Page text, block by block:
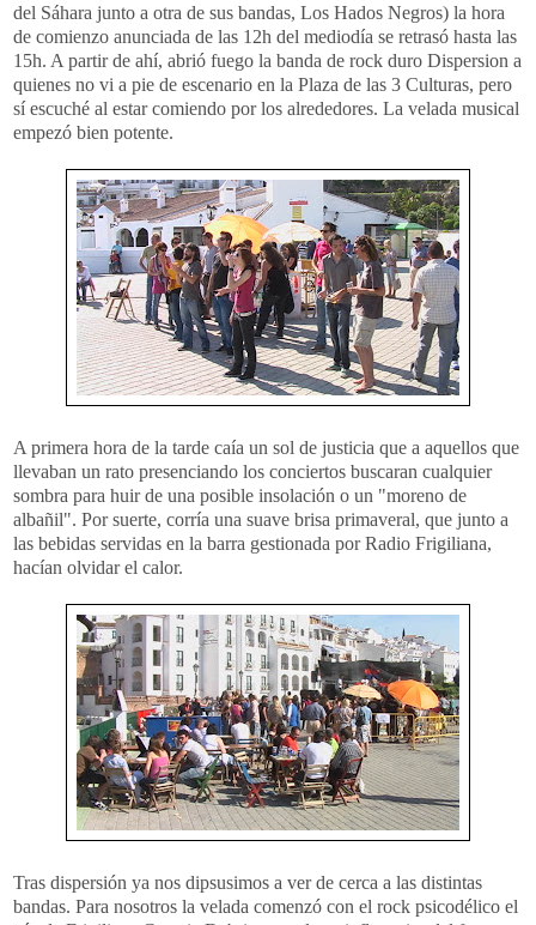
del Sáhara junto a otra de sus bandas, Los Hados Negros) la hora
de comienzo anunciada de las 12h del mediodía se retrasó hasta las
15h. A partir de ahí, abrió fuego la banda de rock duro Dispersion a
quienes no vi a pie de escenario en la Plaza de las 3 Culturas, pero
sí escuché al estar comiendo por los alrededores. La velada musical
empezó bien potente.
A primera hora de la tarde caía un sol de justicia que a aquellos que
llevaban un rato presenciando los conciertos buscaran cualquier
sombra para huir de una posible insolación o un "moreno de
albañil". Por suerte, corría una suave brisa primaveral, que junto a
las bebidas servidas en la barra gestionada por Radio Frigiliana,
hacían olvidar el calor.
Tras dispersión ya nos dipsusimos a ver de cerca a las distintas
bandas. Para nosotros la velada comenzó con el rock psicodélico el